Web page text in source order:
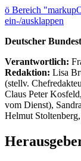
ö Bereich
ein-/ausklappen
Deutscher
Verantwortlich:
Redaktion: Lisa
(stellv.
Claus Peter
vom Dienst),
Helmut